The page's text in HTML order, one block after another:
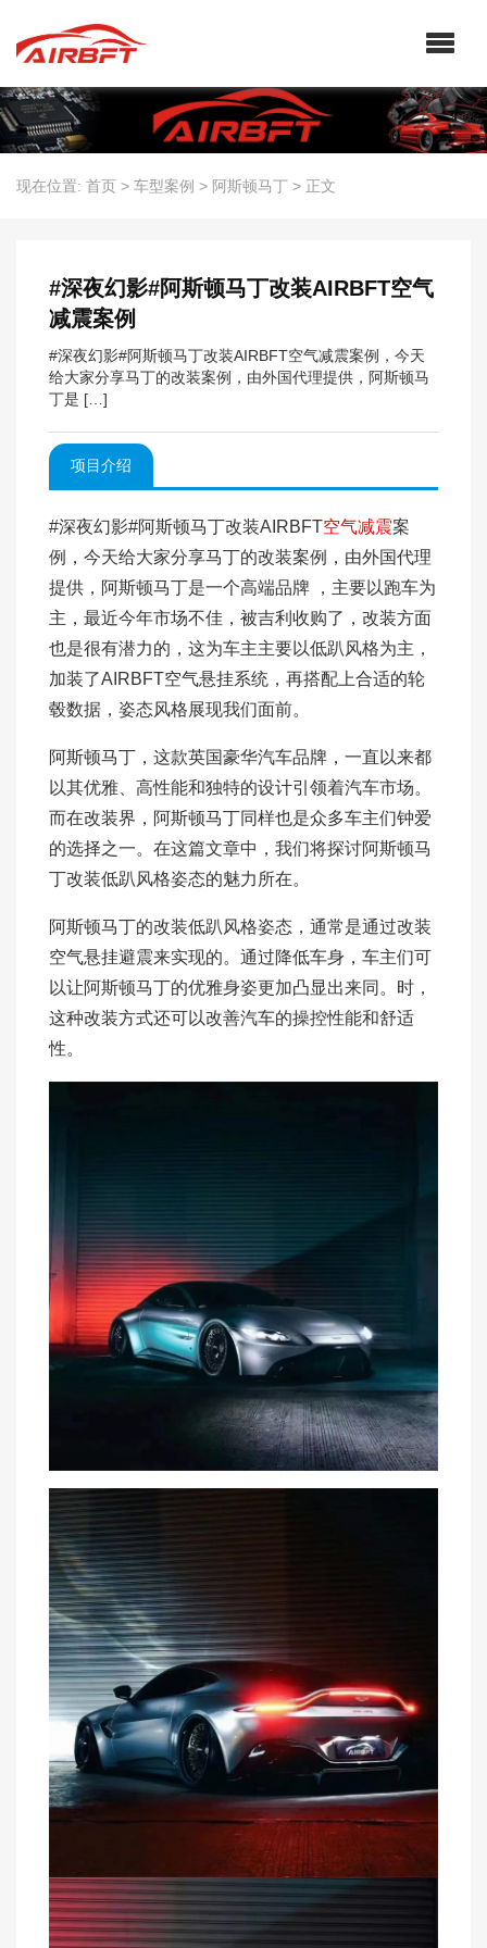
现在位置: 首页 > 车型案例 > 阿斯顿马丁 > 正文
#深夜幻影#阿斯顿马丁改装AIRBFT空气
减震案例
#深夜幻影#阿斯顿马丁改装AIRBFT空气减震案例，今天
给大家分享马丁的改装案例，由外国代理提供，阿斯顿马
丁是 […]
项目介绍
#深夜幻影#阿斯顿马丁改装AIRBFT空气减震案
例，今天给大家分享马丁的改装案例，由外国代理
提供，阿斯顿马丁是一个高端品牌 ，主要以跑车为
主，最近今年市场不佳，被吉利收购了，改装方面
也是很有潜力的，这为车主主要以低趴风格为主，
加装了AIRBFT空气悬挂系统，再搭配上合适的轮
毂数据，姿态风格展现我们面前。
阿斯顿马丁，这款英国豪华汽车品牌，一直以来都
以其优雅、高性能和独特的设计引领着汽车市场。
而在改装界，阿斯顿马丁同样也是众多车主们钟爱
的选择之一。在这篇文章中，我们将探讨阿斯顿马
丁改装低趴风格姿态的魅力所在。
阿斯顿马丁的改装低趴风格姿态，通常是通过改装
空气悬挂避震来实现的。通过降低车身，车主们可
以让阿斯顿马丁的优雅身姿更加凸显出来同。时，
这种改装方式还可以改善汽车的操控性能和舒适
性。